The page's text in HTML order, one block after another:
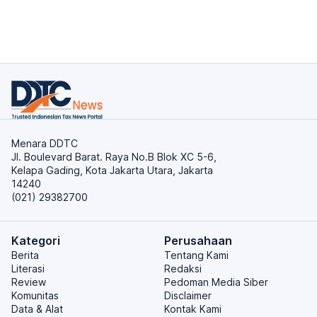
Menara DDTC
Jl. Boulevard Barat. Raya No.B Blok XC 5-6,
Kelapa Gading, Kota Jakarta Utara, Jakarta
14240
(021) 29382700
Kategori
Berita
Literasi
Review
Komunitas
Data & Alat
Perusahaan
Tentang Kami
Redaksi
Pedoman Media Siber
Disclaimer
Kontak Kami